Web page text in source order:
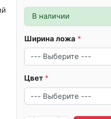
В наличии
Ширина ложа
Цвет